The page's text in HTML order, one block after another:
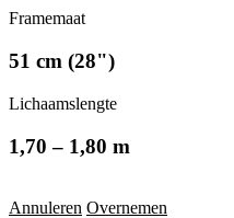
Framemaat
51 cm (28")
Lichaamslengte
1,70 – 1,80 m
Annuleren Overnemen